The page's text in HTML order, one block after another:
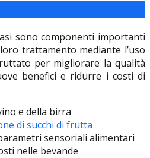
sono componenti importanti
trattamento mediante l’uso
per migliorare la qualità
benefici e ridurre i costi di
e della birra
di succhi di frutta
sensoriali alimentari
nelle bevande